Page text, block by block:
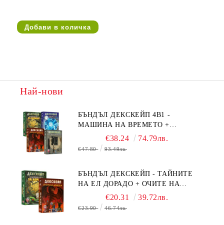
Най-нови
БЪНДЪЛ ДЕКСКЕЙП 4В1 -
МАШИНА НА ВРЕМЕТО +
БЯГСТВО ОТ АЛКАТРАЗ +
ТАЙНИТЕ НА ЕЛ ДОРАДО +
€38.24 74.79лв.
€47.80 93.49лв.
БЪНДЪЛ ДЕКСКЕЙП - ТАЙНИТЕ
НА ЕЛ ДОРАДО + ОЧИТЕ НА
ДРАКОНА€20.31 39.72лв.
€23.90 46.74лв.